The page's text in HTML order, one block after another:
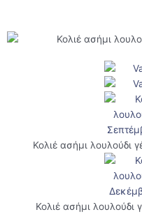
Κολιέ ασήμι λουλούδι
Κολιέ ασήμι